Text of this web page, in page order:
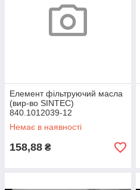
Елемент фільтруючий масла
(вир-во SINTEC)
840.1012039-12
Немає в наявності
158,88 ₴